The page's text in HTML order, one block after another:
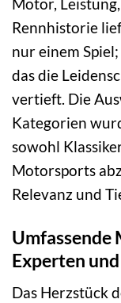
Rennhistorie
nur einem
das die
vertieft. Die
Kategorien
sowohl
Motorsports
Relevanz und
Experten
Das Herzstück